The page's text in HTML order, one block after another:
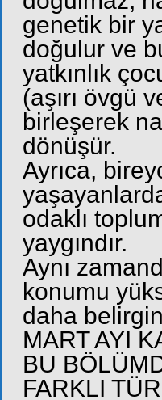
genetik bir
doğulur ve
yatkınlık
(aşırı övgü
birleşerek
dönüşür.
Ayrıca,
odaklı
yaygındır.
Aynı
konumu
daha
MART AYI
BU
FARKLI